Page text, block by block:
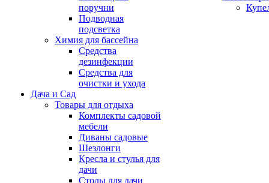
поручни
Подводная
подсветка
Химия для бассейна
Средства
дезинфекции
Средства для
очистки и ухода
Дача и Сад
Товары для отдыха
Комплекты садовой
мебели
Диваны садовые
Шезлонги
Кресла и стулья для
дачи
Столы для дачи